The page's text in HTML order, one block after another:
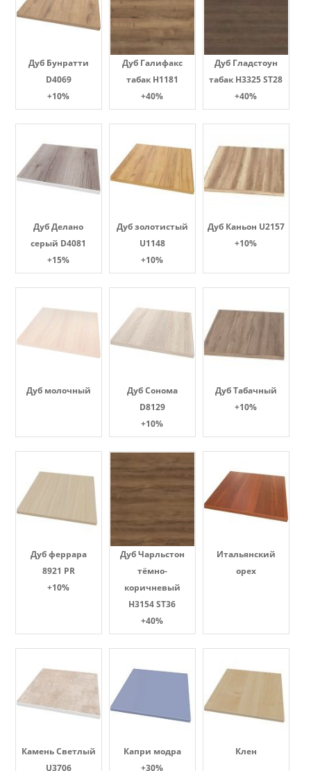
Дуб Бунратти
D4069
+10%
Дуб Галифакс
табак Н1181
+40%
Дуб Гладстоун
табак H3325 ST28
+40%
Дуб Делано
серый D4081
+15%
Дуб золотистый
U1148
+10%
Дуб Каньон U2157
+10%
Дуб молочный
Дуб Сонома
D8129
+10%
Дуб Табачный
+10%
Дуб феррара
8921 PR
+10%
Дуб Чарльстон
тёмно-
коричневый
H3154 ST36
+40%
Итальянский
орех
Камень Светлый
U3706
Капри модра
+30%
Клен